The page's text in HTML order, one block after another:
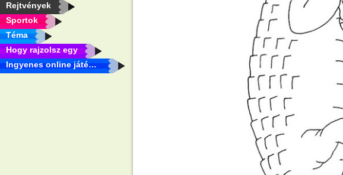
Rejtvények
Sportok
Téma
Hogy rajzolsz egy
Ingyenes online játékok